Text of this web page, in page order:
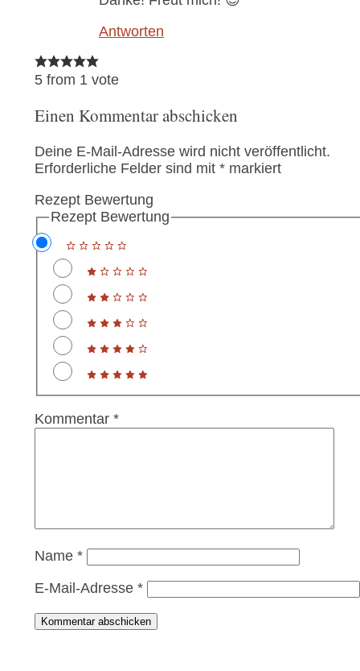
Antworten
5 from 1 vote
Einen Kommentar abschicken
Deine E-Mail-Adresse wird nicht veröffentlicht.
Erforderliche Felder sind mit * markiert
Rezept Bewertung
Rezept Bewertung
Kommentar *
Name *
E-Mail-Adresse *
Kommentar abschicken